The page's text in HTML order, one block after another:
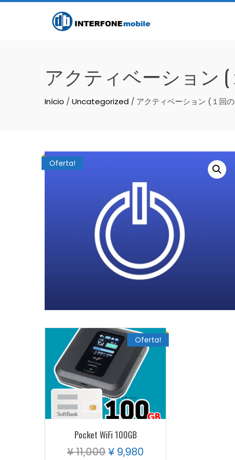
アクティベーション
Início / Uncategorized / アクティベーション (１回
Oferta!
Oferta!
Pocket WiFi 100GB
¥11,000¥ 9,980